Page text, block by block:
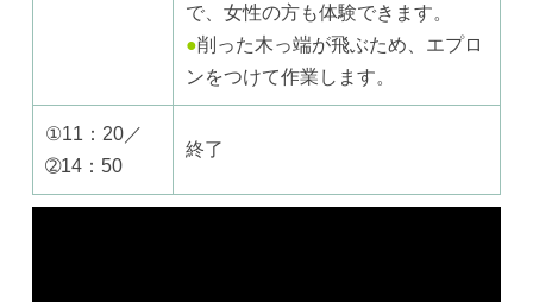
で、女性の方も体験できます。
●削った木っ端が飛ぶため、エプロ
ンをつけて作業します。
①11：20／
➁14：50
終了